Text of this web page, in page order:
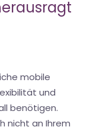
mobile
und
benötigen.
nicht an Ihrem